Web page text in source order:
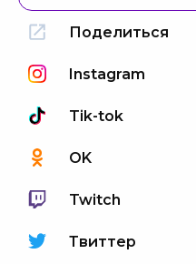
Поделиться
Instagram
Tik-tok
OK
Twitch
Твиттер